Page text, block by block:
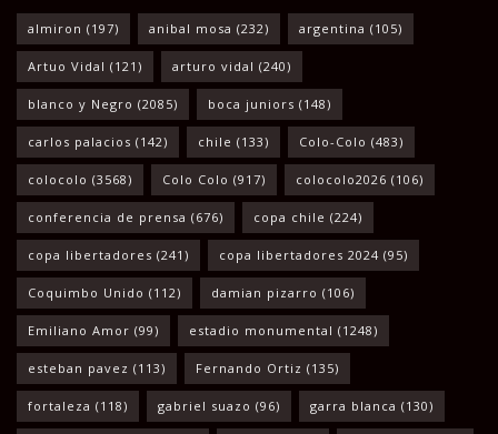
almiron (197) anibal mosa (232) argentina (105)
Artuo Vidal (121) arturo vidal (240)
blanco y Negro (2085) boca juniors (148)
carlos palacios (142) chile (133) Colo-Colo (483)
colocolo (3568) Colo Colo (917) colocolo2026 (106)
conferencia de prensa (676) copa chile (224)
copa libertadores (241) copa libertadores 2024 (95)
Coquimbo Unido (112) damian pizarro (106)
Emiliano Amor (99) estadio monumental (1248)
esteban pavez (113) Fernando Ortiz (135)
fortaleza (118) gabriel suazo (96) garra blanca (130)